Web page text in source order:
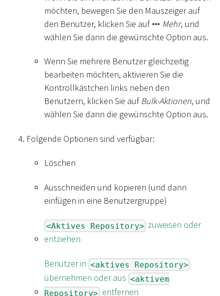
möchten, bewegen Sie den Mauszeiger auf
den Benutzer, klicken Sie auf
Mehr, und
wählen Sie dann die gewünschte Option aus.
Wenn Sie mehrere Benutzer gleichzeitig
bearbeiten möchten, aktivieren Sie die
Kontrollkästchen links neben den
Benutzern, klicken Sie aufBulk-Aktionen, und
wählen Sie dann die gewünschte Option aus.
Folgende Optionen sind verfügbar:
Löschen
Ausschneiden und kopieren (und dann
einfügen in eine Benutzergruppe)
<Aktives Repository> zuweisen oder
entziehen
Benutzer in <aktives Repository>
übernehmen oder aus <aktivem
Repository> entfernen